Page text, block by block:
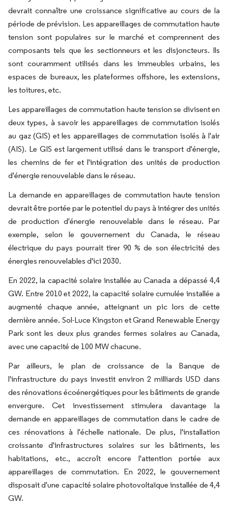
devrait connaître une croissance significative au cours de la
période de prévision. Les appareillages de commutation haute
tension sont populaires sur le marché et comprennent des
composants tels que les sectionneurs et les disjoncteurs. Ils
sont couramment utilisés dans les immeubles urbains, les
espaces de bureaux, les plateformes offshore, les extensions,
les toitures, etc.
Les appareillages de commutation haute tension se divisent en
deux types, à savoir les appareillages de commutation isolés
au gaz (GIS) et les appareillages de commutation isolés à l'air
(AIS). Le GIS est largement utilisé dans le transport d'énergie,
les chemins de fer et l'intégration des unités de production
d'énergie renouvelable dans le réseau.
La demande en appareillages de commutation haute tension
devrait être portée par le potentiel du pays à intégrer des unités
de production d'énergie renouvelable dans le réseau. Par
exemple, selon le gouvernement du Canada, le réseau
électrique du pays pourrait tirer 90 % de son électricité des
énergies renouvelables d'ici 2030.
En 2022, la capacité solaire installée au Canada a dépassé 4,4
GW. Entre 2010 et 2022, la capacité solaire cumulée installée a
augmenté chaque année, atteignant un pic lors de cette
dernière année. Sol-Luce Kingston et Grand Renewable Energy
Park sont les deux plus grandes fermes solaires au Canada,
avec une capacité de 100 MW chacune.
Par ailleurs, le plan de croissance de la Banque de
l'infrastructure du pays investit environ 2 milliards USD dans
des rénovations écoénergétiques pour les bâtiments de grande
envergure. Cet investissement stimulera davantage la
demande en appareillages de commutation dans le cadre de
ces rénovations à l'échelle nationale. De plus, l'installation
croissante d'infrastructures solaires sur les bâtiments, les
habitations, etc., accroît encore l'attention portée aux
appareillages de commutation. En 2022, le gouvernement
disposait d'une capacité solaire photovoltaïque installée de 4,4
GW.